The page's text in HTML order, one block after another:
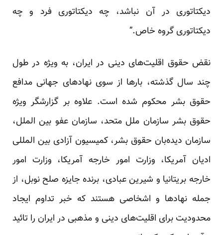
دیکتاتوری در آن نباشد، چه دیکتاتوری فرد و چه
دیکتاتوری گروه خاص.”
نقض حقوق اقلیت‌های دینی در ایران، به ویژه در طول
چند سال گذشته، بارها از سوی نهاد‌های جهانی مدافع
حقوق بشر محکوم شده است. علاوه بر گزارشگر ویژه
حقوق بشر سازمان ملل متحد، سازمان عفو بین الملل،
سازمان دیده‌بان حقوق بشر، کمیسیون آزادی بین المللی
ادیان آمریکا، وزارت امور خارجه آمریکا، وزارت امور
خارجه بریتانیا و شیرین عبادی، برنده جایزه صلح نوبل، از
جمله نهاد‌ها و اشخاصی هستند که خبر تداوم ایجاد
محدودیت برای اقلیت‌های دینی و مذهبی در ایران را تائید